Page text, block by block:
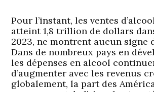
Pour l’instant, les ventes
atteint 1,8 trillion de dollars
2023, ne montrent aucun signe
Dans de nombreux pays en
les dépenses en alcool
d’augmenter avec les revenus
globalement, la part des